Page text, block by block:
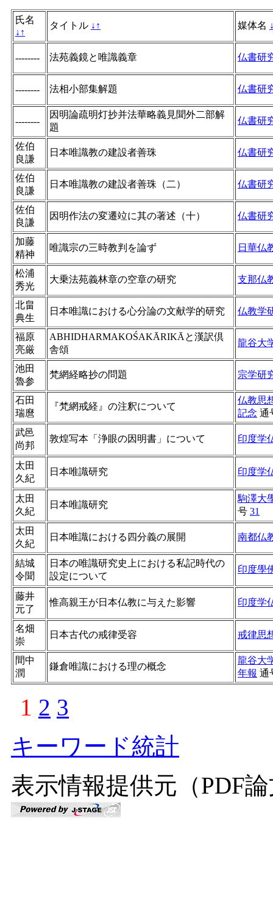
氏名
↓ ↑
タイトル ↓ ↑ 媒体名
-------- 法苑義鏡と唯識義章 仏書研
-------- 法相小部集解題 仏書研
--------
因明論疏明灯抄并法華略義見聞外二部解
題
仏書研
佐伯
良謙
日本唯識教の建設者善珠 仏書研
佐伯
良謙
日本唯識教の建設者善珠（二） 仏書研
佐伯
良謙
因明作法の変遷竝に其の著述（十） 仏書研
加藤
精神
唯識宗の三時教判を論ず 日華仏
松浦
秀光
大乗法苑義林章の空章の研究 支那仏
北畠
典生
日本唯識における心分論の文献学的研究 仏教学
福原
亮厳
ABHIDHARMAKOŚAKĀRIKĀと漢訳倶
舎頌
龍谷大
池田
魯参
梵網経略抄の問題 宗学研
石田
瑞麿
『梵網戒経』の注釈について
仏教思
記念 通
武邑
尚邦
敦煌写本「浄眼の因明書」について 印度学
太田
久紀
日本唯識研究 印度学
太田
久紀
日本唯識研究
駒澤大
号 31
太田
久紀
日本唯識における四分義の展開 南都仏
結城
令聞
日本の唯識研究史上における私記時代の
設定について
印度學
藤井
元了
惟高親王が日本仏教に与えた影響 印度学
名畑
崇
日本古代の戒律受容 戒律思
間中
潤
鎌倉唯識における理の概念
龍谷大
年報 通
1 2 3
キーワード統計
表示情報提供元（PDF